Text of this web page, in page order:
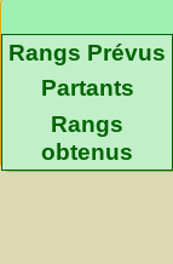
Rangs Prévus
Partants
Rangs
obtenus